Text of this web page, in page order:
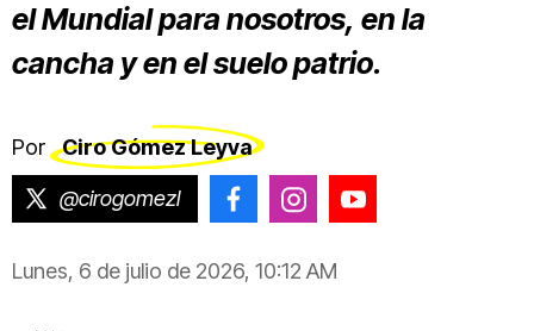
el Mundial para nosotros, en la
cancha y en el suelo patrio.
Por Ciro Gómez Leyva
@cirogomezl @CiroGomezLeyva
@cirogomezleyva
Lunes, 6 de julio de 2026, 10:12 AM